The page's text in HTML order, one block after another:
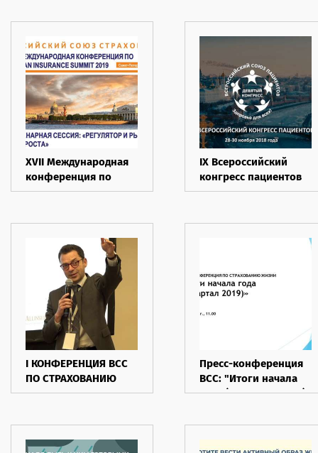
XVII Международная
конференция по
страхованию 2019
IX Всероссийский
конгресс пациентов
I КОНФЕРЕНЦИЯ ВСС
ПО СТРАХОВАНИЮ
ЖИЗНИ 2019 - Часть III
Пресс-конференция
ВСС: "Итоги начала
года (1 квартал 2019)